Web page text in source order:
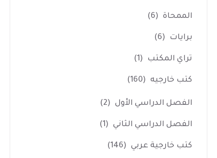
الممحاة (6)
برايات (6)
تراي المكتب (1)
كتب خارجيه (160)
الفصل الدراسي الأول (2)
الفصل الدراسي الثاني (1)
كتب خارجية عربي (146)